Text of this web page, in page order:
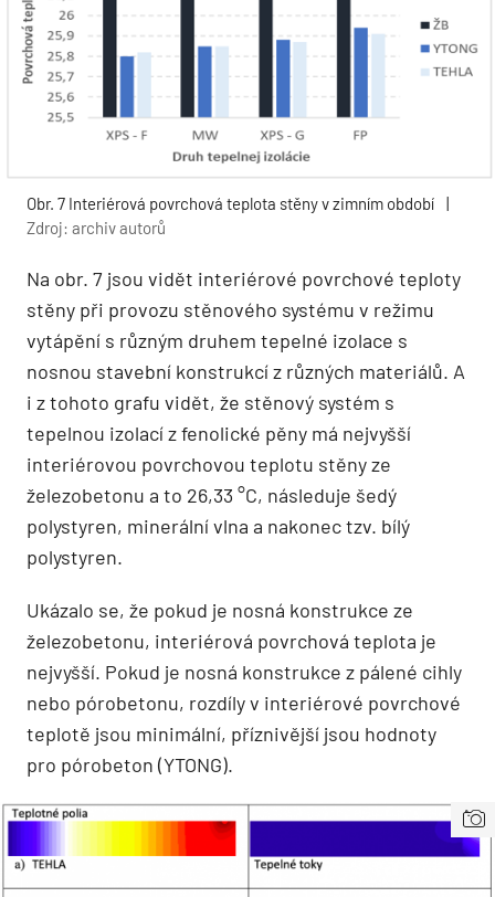
Obr. 7 Interiérová povrchová teplota stěny v zimním období
|
Zdroj: archiv autorů
Na obr. 7 jsou vidět interiérové ​​povrchové teploty
stěny při provozu stěnového systému v režimu
vytápění s různým druhem tepelné izolace s
nosnou stavební konstrukcí z různých materiálů. A
i z tohoto grafu vidět, že stěnový systém s
tepelnou izolací z fenolické pěny má nejvyšší
interiérovou povrchovou teplotu stěny ze
železobetonu a to 26,33 °C, následuje šedý
polystyren, minerální vlna a nakonec tzv. bílý
polystyren.
Ukázalo se, že pokud je nosná konstrukce ze
železobetonu, interiérová povrchová teplota je
nejvyšší. Pokud je nosná konstrukce z pálené cihly
nebo pórobetonu, rozdíly v interiérové povrchové
teplotě jsou minimální, příznivější jsou hodnoty
pro pórobeton (YTONG).